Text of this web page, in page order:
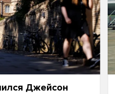
Джейсон